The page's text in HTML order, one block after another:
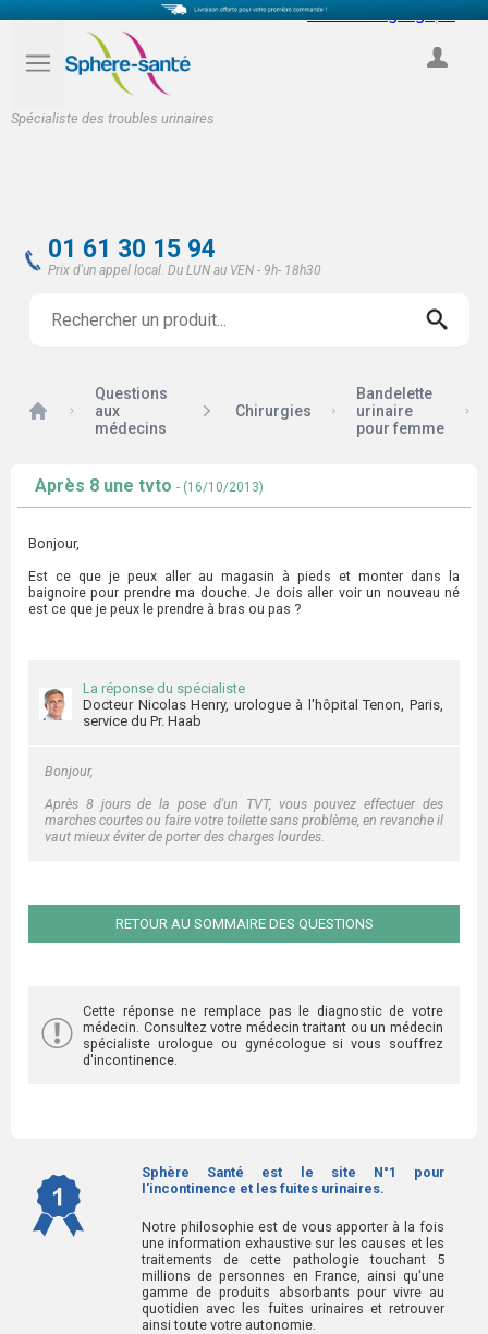
Spécialiste des troubles urinaires
Select Language
01 61 30 15 94
Prix d'un appel local. Du LUN au VEN - 9h- 18h30
Accueil
Questions
aux
médecins
Chirurgies
Bandelette
urinaire
pour femme
Après 8 une tvto - (16/10/2013)
Bonjour,
Est ce que je peux aller au magasin à pieds et monter dans la
baignoire pour prendre ma douche. Je dois aller voir un nouveau né
est ce que je peux le prendre à bras ou pas ?
La réponse du spécialiste
Docteur Nicolas Henry, urologue à l'hôpital Tenon, Paris,
service du Pr. Haab
Bonjour,
Après 8 jours de la pose d'un TVT, vous pouvez effectuer des
marches courtes ou faire votre toilette sans problème, en revanche il
vaut mieux éviter de porter des charges lourdes.
RETOUR AU SOMMAIRE DES QUESTIONS
Cette réponse ne remplace pas le diagnostic de votre
médecin. Consultez votre médecin traitant ou un médecin
spécialiste urologue ou gynécologue si vous souffrez
d'incontinence.
Sphère Santé est le site N°1 pour
l'incontinence et les fuites urinaires.
Notre philosophie est de vous apporter à la fois
une information exhaustive sur les causes et les
traitements de cette pathologie touchant 5
millions de personnes en France, ainsi qu'une
gamme de produits absorbants pour vivre au
quotidien avec les fuites urinaires et retrouver
ainsi toute votre autonomie.